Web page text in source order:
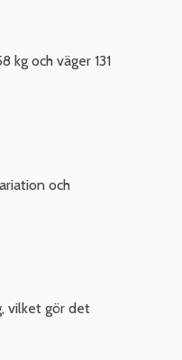
och väger 131
och
vilket gör det